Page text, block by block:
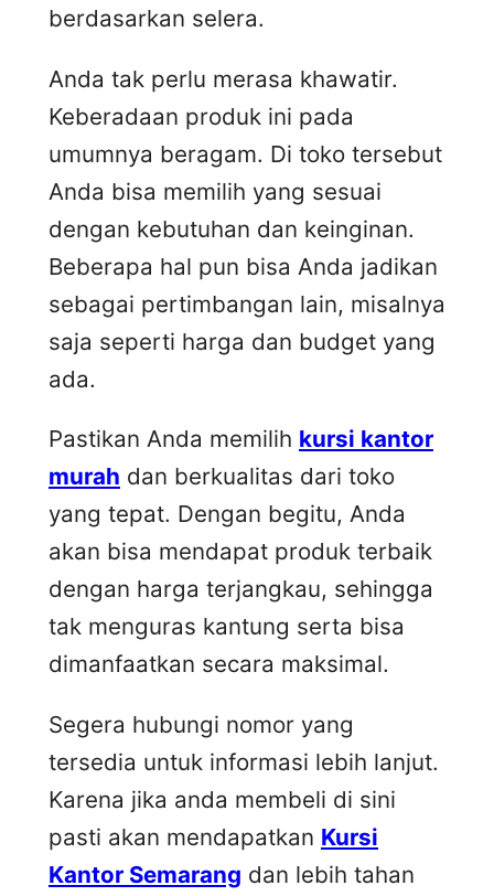
berdasarkan selera.
Anda tak perlu merasa khawatir.
Keberadaan produk ini pada
umumnya beragam. Di toko tersebut
Anda bisa memilih yang sesuai
dengan kebutuhan dan keinginan.
Beberapa hal pun bisa Anda jadikan
sebagai pertimbangan lain, misalnya
saja seperti harga dan budget yang
ada.
Pastikan Anda memilih kursi kantor
murah dan berkualitas dari toko
yang tepat. Dengan begitu, Anda
akan bisa mendapat produk terbaik
dengan harga terjangkau, sehingga
tak menguras kantung serta bisa
dimanfaatkan secara maksimal.
Segera hubungi nomor yang
tersedia untuk informasi lebih lanjut.
Karena jika anda membeli di sini
pasti akan mendapatkan Kursi
Kantor Semarang dan lebih tahan